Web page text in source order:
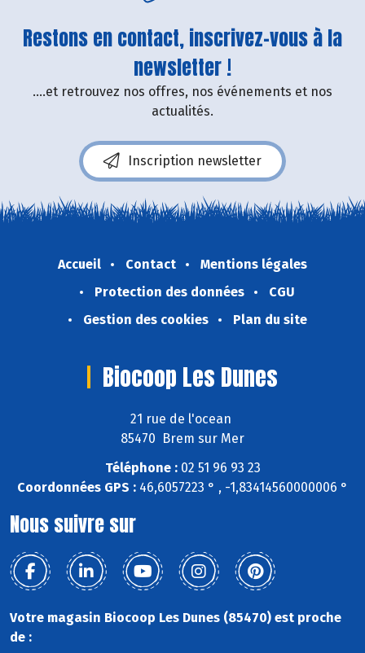
Restons en contact, inscrivez-vous à la
newsletter !
....et retrouvez nos offres, nos événements et nos
actualités.
Inscription newsletter
Accueil Contact
Mentions légales
Protection des données
CGU
Gestion des cookies
Plan du site
Biocoop Les Dunes
21 rue de l'ocean
85470 Brem sur Mer
Téléphone :02 51 96 93 23
Coordonnées GPS : 46,6057223 ° , -1,83414560000006 °
Nous suivre sur
Votre magasin Biocoop Les Dunes (85470) est proche
de :